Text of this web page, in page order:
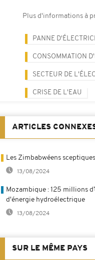
Plus d'informations à
PANNE
CONSOMMATION
SECTEUR DE
CRISE DE L'EAU
ARTICLES
Les Zimbabwéens
13/08/2024
Mozambique : 125 millions
d'énergie hydroélectrique
13/08/2024
SUR LE MÊME PAYS